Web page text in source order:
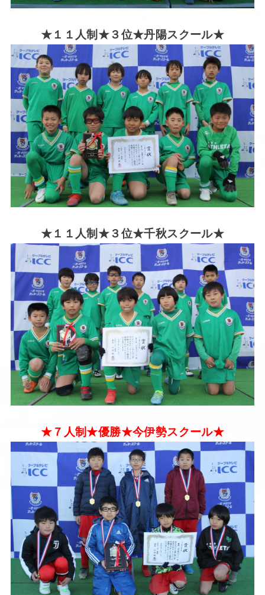
★１１人制★３位★丹陽スクール★
★１１人制★３位★千秋スクール★
★７人制★優勝★今伊勢スクール★